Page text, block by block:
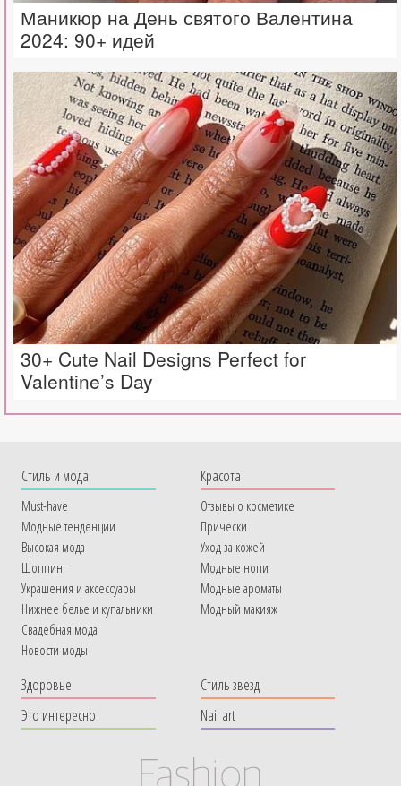
Маникюр на День святого Валентина
2024: 90+ идей
30+ Cute Nail Designs Perfect for
Valentine’s Day
Cтиль и мода
Must-have
Модные тенденции
Высокая мода
Шоппинг
Украшения и аксессуары
Нижнее белье и купальники
Свадебная мода
Новости моды
Красота
Отзывы о косметике
Прически
Уход за кожей
Модные ногти
Модные ароматы
Модный макияж
Здоровье
Это интересно
Стиль звезд
Nail art